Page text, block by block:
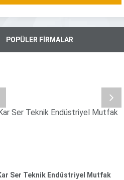
POPÜLER FİRMALAR
Ser Teknik Endüstriyel Mutfak